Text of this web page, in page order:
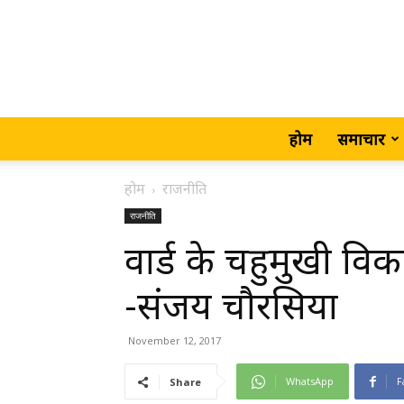
होम समाचार
होम राजनीति
राजनीति
वार्ड के चहुमुखी
-संजय चौरसिया
November 12, 2017
Share WhatsApp